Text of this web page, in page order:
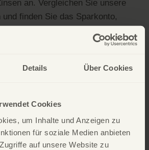
Details Über Cookies
Cookies
um Inhalte und Anzeigen zu
für soziale Medien anbieten
auf unsere Website zu
an. Vergleichen Sie unsere
und finden Sie das Sparkonto,